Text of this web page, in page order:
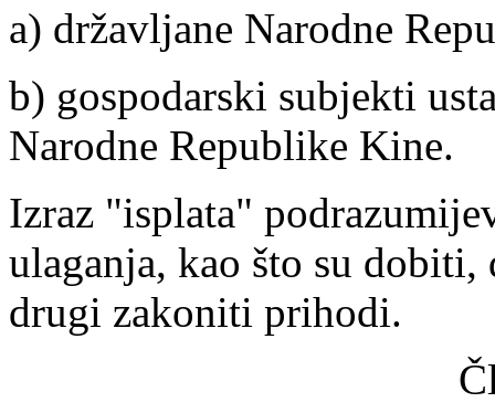
a) državljane Narodne
b) gospodarski subjekti
Narodne Republike Kine.
Izraz "isplata"
ulaganja, kao što su dobiti,
drugi zakoniti prihodi.